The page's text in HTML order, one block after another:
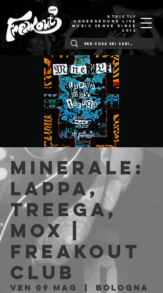
STRICTLY
UNDERGROUND LIVE
MUSIC VENUE SINCE
2012
MINERALE:
Lappa,
Treega,
Mox |
Freakout
Club
ven 09 mag
Bologna